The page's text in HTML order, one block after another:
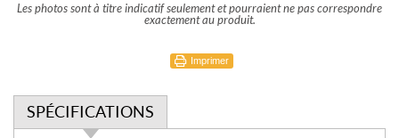
Les photos sont à titre indicatif seulement et pourraient ne pas correspondre
exactement au produit.
Imprimer
SPÉCIFICATIONS